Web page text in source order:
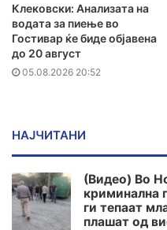
Клековски: Анализата на
водата за пиење во
Гостивар ќе биде објавена
до 20 август
05.08.2026 20:52
НАЈЧИТАНИ
(Видео) Во
криминална
ги тепаат
плашат од